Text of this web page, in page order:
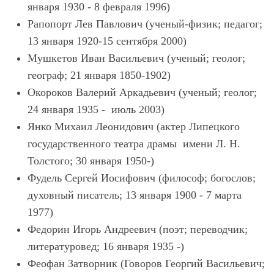
января 1930 - 8 февраля 1996)
Рапопорт Лев Павлович (ученый-физик; педагог;
13 января 1920-15 сентября 2000)
Мушкетов Иван Васильевич (ученый; геолог;
географ; 21 января 1850-1902)
Окороков Валерий Аркадьевич (ученый; геолог;
24 января 1935 - июль 2003)
Янко Михаил Леонидович (актер Липецкого
государственного театра драмы имени Л. Н.
Толстого; 30 января 1950-)
Фудель Сергей Иосифович (философ; богослов;
духовный писатель; 13 января 1900 - 7 марта
1977)
Федорин Игорь Андреевич (поэт; переводчик;
литературовед; 16 января 1935 -)
Феофан Затворник (Говоров Георгий Васильевич;